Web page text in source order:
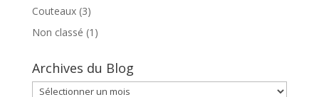
Couteaux(3)
Non classé (1)
Archives du Blog
Archives